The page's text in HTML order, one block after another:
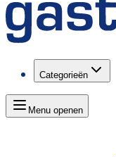
Categorieën
Menu openen